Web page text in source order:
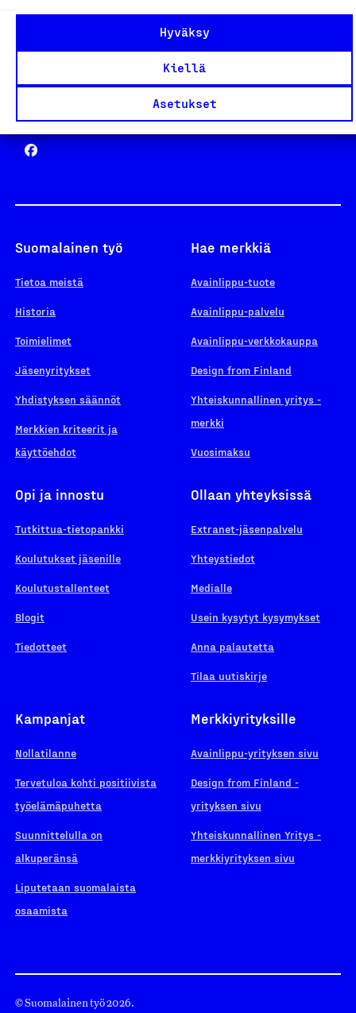
Hyväksy
Kiellä
Asetukset
Yhteiskunnallinen Yritys -merkki
Suomalainen työ
Tietoa meistä
Historia
Toimielimet
Jäsenyritykset
Yhdistyksen säännöt
Merkkien kriteerit ja
käyttöehdot
Hae merkkiä
Avainlippu-tuote
Avainlippu-palvelu
Avainlippu-verkkokauppa
Design from Finland
Yhteiskunnallinen yritys -
merkki
Vuosimaksu
Opi ja innostu
Tutkittua-tietopankki
Koulutukset jäsenille
Koulutustallenteet
Blogit
Tiedotteet
Ollaan yhteyksissä
Extranet-jäsenpalvelu
Yhteystiedot
Medialle
Usein kysytyt kysymykset
Anna palautetta
Tilaa uutiskirje
Kampanjat
Nollatilanne
Tervetuloa kohti positiivista
työelämäpuhetta
Suunnittelulla on
alkuperänsä
Liputetaan suomalaista
osaamista
Merkkiyrityksille
Avainlippu-yrityksen sivu
Design from Finland -
yrityksen sivu
Yhteiskunnallinen Yritys -
merkkiyrityksen sivu
© Suomalainen työ 2026.